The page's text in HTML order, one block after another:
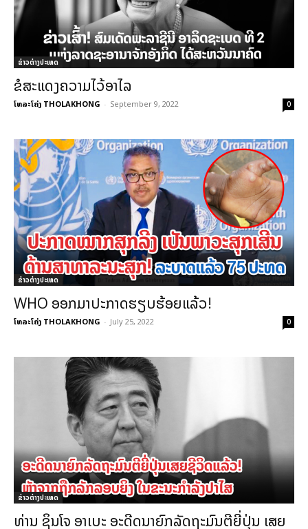
ຂ່າວຕ່າງປະເທດ
ຂໍສະແດງຄວາມໄວ້ອາໄລ
ໂທລະໂຄ່ງ THOLAKHONG - September 9, 2022 0
ຂ່າວຕ່າງປະເທດ
WHO ອອກມາປະກາດຮຽບຮ້ອຍແລ້ວ!
ໂທລະໂຄ່ງ THOLAKHONG - July 25, 2022 0
ຂ່າວຕ່າງປະເທດ
ທ່ານ ຊິນໂຈ ອາເບະ ອະດີດນາຍົກລັດຖະມົນຕີຍີ່ປຸ່ນ ເສຍ